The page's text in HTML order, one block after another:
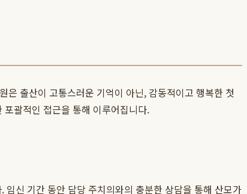
출산이 고통스러운 기억이 아닌, 감동적이고 행복한 첫
괄적인 접근을 통해 이루어집니다.
신 기간 동안 담당 주치의와의 충분한 상담을 통해 산모가